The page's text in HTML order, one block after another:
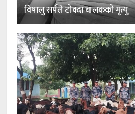
विषालु सर्पले टोक्दा बालकको मृत्यु